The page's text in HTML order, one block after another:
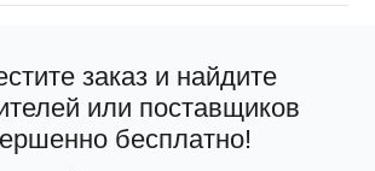
заказ и найдите
или поставщиков
бесплатно!